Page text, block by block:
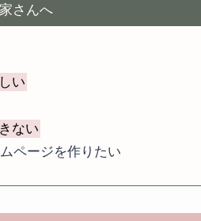
さんへ
い
ない
ページを作りたい